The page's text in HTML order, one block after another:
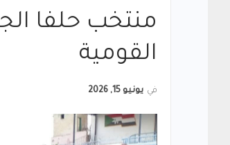
منتخب حلفا
القومية
في يونيو 15, 2026